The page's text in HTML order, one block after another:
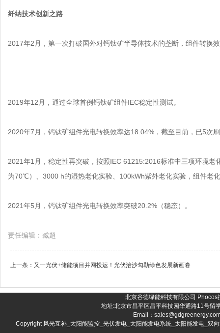
纤纳技术创新之路
2017年2月，第一次打破国外对钙钛矿半导体技术的垄断，组件转换
2019年12月，通过全球首例钙钛矿组件IEC稳定性测试。
2020年7月，钙钛矿组件光电转换效率达18.04%，截至目前，已5次
2021年1月，稳定性再突破，按照IEC 61215:2016标准中三项环境
为70℃）、3000 h的湿热老化实验、100kWh紫外老化实验，组件老
2021年5月，钙钛矿组件光电转换效率突破20.2%（稳态）。
责任编辑：臧超
上一条： 又一光伏+储能项目并网投运！光伏治沙勾勒绿色发展新画卷
北京谷德绿能科技有限公司
地址:北京市昌平区昌平科技园华通路11号
Email：
Copyright 风光互补_太阳能监控_光伏发电_太阳能发电系统_太阳能发电_双